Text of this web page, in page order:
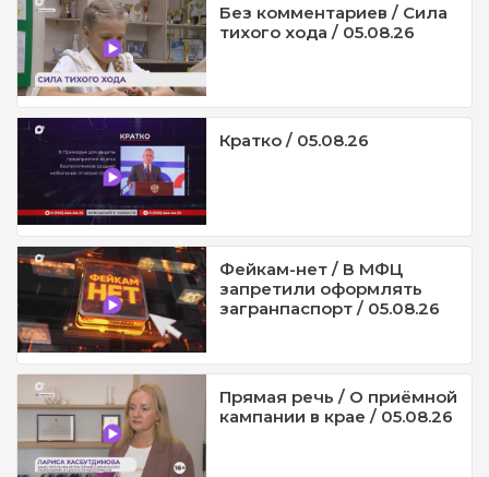
Без комментариев / Сила
тихого хода / 05.08.26
Кратко / 05.08.26
Фейкам-нет / В МФЦ
запретили оформлять
загранпаспорт / 05.08.26
Прямая речь / О приёмной
кампании в крае / 05.08.26